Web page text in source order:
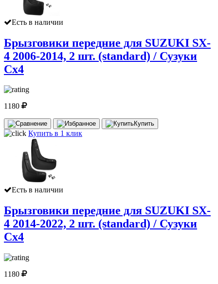
Есть в наличии
Брызговики передние для SUZUKI SX-
4 2006-2014, 2 шт. (standard) / Сузуки
Сх4
1180
Купить
Купить в 1 клик
Есть в наличии
Брызговики передние для SUZUKI SX-
4 2014-2022, 2 шт. (standard) / Сузуки
Сх4
1180